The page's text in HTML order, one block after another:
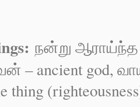
நன்று ஆராய்ந்த
– ancient god,
thing